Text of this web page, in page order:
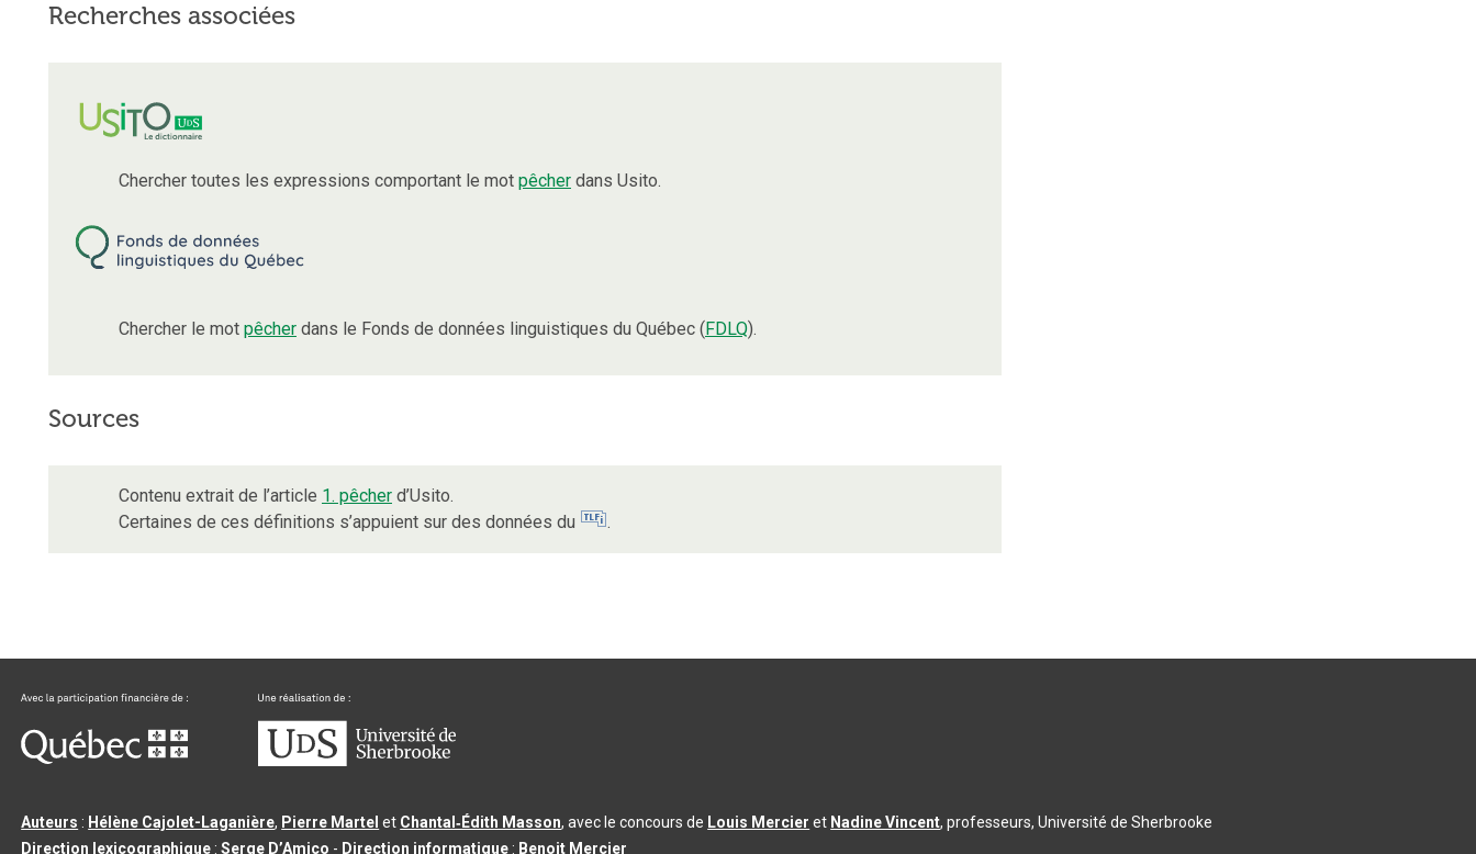
Recherches associées
Chercher toutes les expressions comportant le mot pêcher dans Usito.
Chercher le mot pêcher dans le Fonds de données linguistiques du Québec (FDLQ).
Sources
Contenu extrait de l’article 1. pêcher d’Usito.
Certaines de ces définitions s’appuient sur des données du
.
Auteurs : Hélène Cajolet-Laganière, Pierre Martel et Chantal‑Édith Masson, avec le concours de Louis Mercier et Nadine Vincent, professeurs, Université de Sherbrooke
Direction lexicographique :Serge D’Amico - Direction informatique : Benoit Mercier